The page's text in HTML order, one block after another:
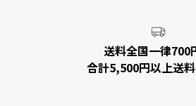
送料全国一律700
合計5,500円以上送料